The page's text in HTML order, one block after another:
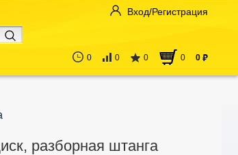
Вход/Регистрация
0 0 0 0 0 руб
разборная штанга